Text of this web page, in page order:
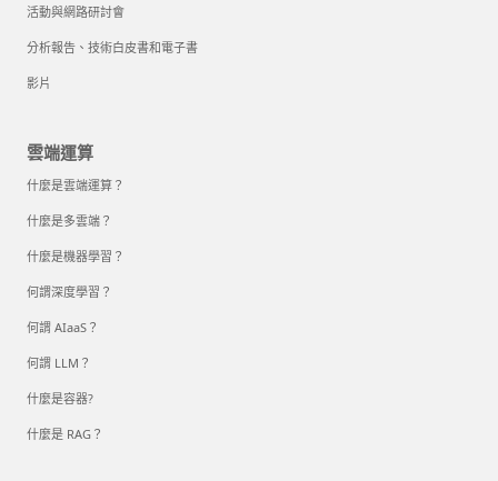
活動與網路研討會
分析報告、技術白皮書和電子書
影片
雲端運算
什麼是雲端運算？
什麼是多雲端？
什麼是機器學習？
何謂深度學習？
何謂 AIaaS？
何謂 LLM？
什麼是容器?
什麼是 RAG？